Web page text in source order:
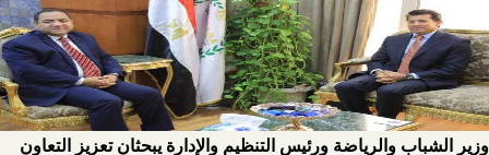
وزير الشباب والرياضة ورئيس التنظيم والإدارة يبحثان تعزيز التعاون